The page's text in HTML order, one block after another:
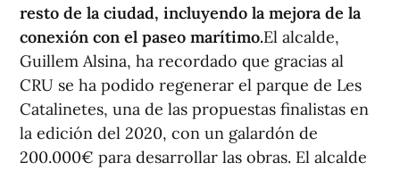
resto de la ciudad, incluyendo la mejora de la
conexión con el paseo marítimo.El alcalde,
Guillem Alsina, ha recordado que gracias al
CRU se ha podido regenerar el parque de Les
Catalinetes, una de las propuestas finalistas en
la edición del 2020, con un galardón de
200.000€ para desarrollar las obras. El alcalde